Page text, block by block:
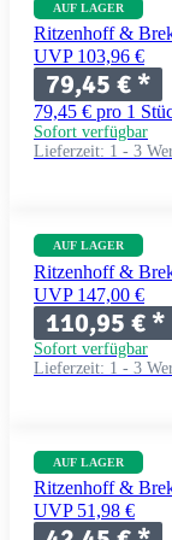
AUF LAGER
Ritzenhoff &
UVP 103,96 €
79,45 € *
79,45 € pro 1
Sofort verfügbar
Lieferzeit: 1 - 3
AUF LAGER
Ritzenhoff &
UVP 147,00 €
110,95 € *
Sofort verfügbar
Lieferzeit: 1 - 3
AUF LAGER
Ritzenhoff &
UVP 51,98 €